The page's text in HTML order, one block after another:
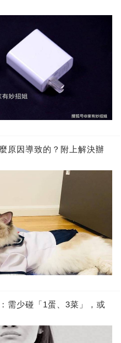
原因導致的？附上解決辦
需少碰「1蛋、3菜」，或